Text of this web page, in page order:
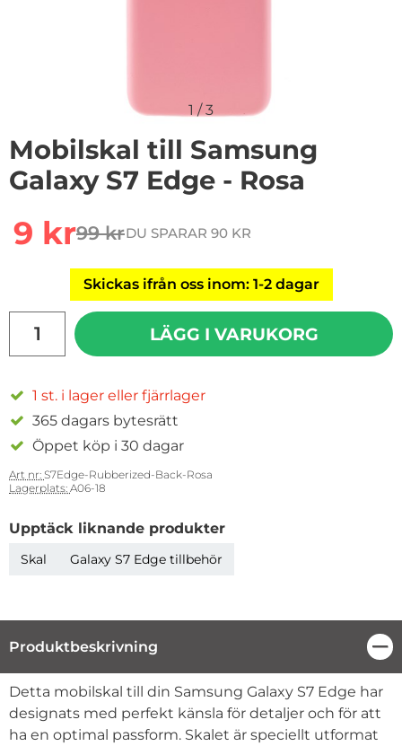
1 /3
Mobilskal till Samsung
Galaxy S7 Edge - Rosa
rea pris
9 krtidigare pris
99 krDU SPARAR 90 KR
Skickas ifrån oss inom: 1-2 dagar
LÄGG I VARUKORG
1 st. i lager eller fjärrlager
365 dagars bytesrätt
Öppet köp i 30 dagar
Art nr: S7Edge-Rubberized-Back-Rosa
Lagerplats: A06-18
Upptäck liknande produkter
Skal Galaxy S7 Edge tillbehör
Produktbeskrivning
Produktbeskrivning
Detta mobilskal till din Samsung Galaxy S7 Edge har
designats med perfekt känsla för detaljer och för att
ha en optimal passform. Skalet är speciellt utformat